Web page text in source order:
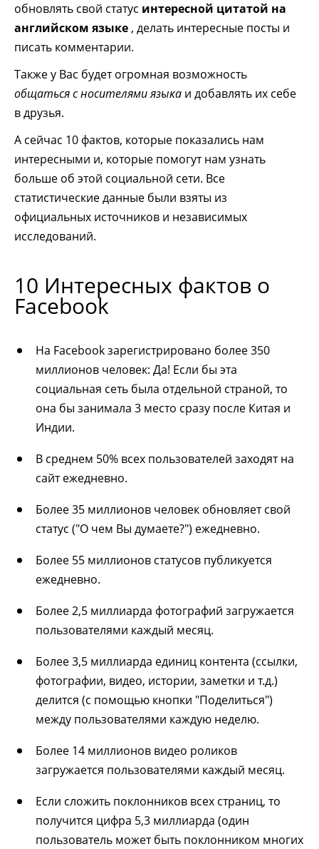
обновлять свой статус интересной цитатой на
английском языке , делать интересные посты и
писать комментарии.
Также у Вас будет огромная возможность
общаться с носителями языка и добавлять их себе
в друзья.
А сейчас 10 фактов, которые показались нам
интересными и, которые помогут нам узнать
больше об этой социальной сети. Все
статистические данные были взяты из
официальных источников и независимых
исследований.
10 Интересных фактов о
Facebook
На Facebook зарегистрировано более 350
миллионов человек: Да! Если бы эта
социальная сеть была отдельной страной, то
она бы занимала 3 место сразу после Китая и
Индии.
В среднем 50% всех пользователей заходят на
сайт ежедневно.
Более 35 миллионов человек обновляет свой
статус ("О чем Вы думаете?") ежедневно.
Более 55 миллионов статусов публикуется
ежедневно.
Более 2,5 миллиарда фотографий загружается
пользователями каждый месяц.
Более 3,5 миллиарда единиц контента (ссылки,
фотографии, видео, истории, заметки и т.д.)
делится (с помощью кнопки "Поделиться")
между пользователями каждую неделю.
Более 14 миллионов видео роликов
загружается пользователями каждый месяц.
Если сложить поклонников всех страниц, то
получится цифра 5,3 миллиарда (один
пользователь может быть поклонником многих